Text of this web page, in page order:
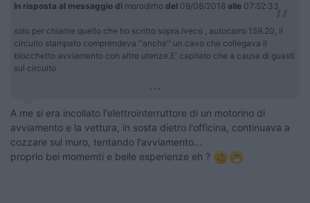
In risposta al messaggio di morodirho del 09/08/2018 alle 07:52:33
solo per chiarire quello che ho scritto sopra.Iveco , autocarro 159.20, il
circuito stampato comprendeva ''anche'' un cavo che collegava il
blocchetto avviamento con altre utenze.E' capitato che a causa di guasti
sul circuito
...
A me si era incollato l'elettrointerruttore di un motorino di
avviamento e la vettura, in sosta dietro l'officina, continuava a
cozzare sul muro, tentando l'avviamento...
proprio bei momemti e belle esperienze eh ?